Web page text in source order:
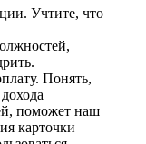
Учтите, что
Понять,
поможет наш
карточки